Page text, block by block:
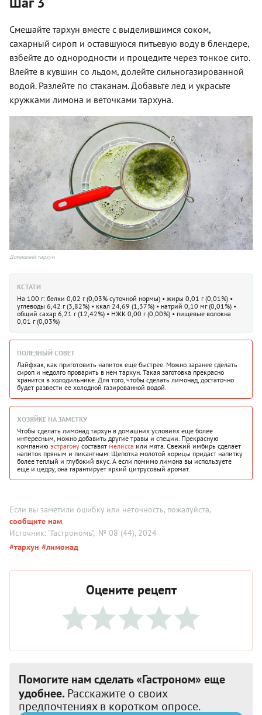
Смешайте тархун вместе с выделившимся соком,
сахарный сироп и оставшуюся питьевую воду в блендере,
взбейте до однородности и процедите через тонкое сито.
Влейте в кувшин со льдом, долейте сильногазированной
водой. Разлейте по стаканам. Добавьте лед и украсьте
кружками лимона и веточками тархуна.
Домашний тархун
КСТАТИ
На 100 г: белки 0,02 г (0,03% суточной нормы) • жиры 0,01 г (0,01%) •
углеводы 6,42 г (3,82%) • ккал 24,69 (1,37%) • натрий 0,10 мг (0,01%) •
общий сахар 6,21 г (12,42%) • НЖК 0,00 г (0,00%) • пищевые волокна
0,01 г (0,03%)
ПОЛЕЗНЫЙ СОВЕТ
Лайфхак, как приготовить напиток еще быстрее. Можно заранее сделать
сироп и недолго проварить в нем тархун. Такая заготовка прекрасно
хранится в холодильнике. Для того, чтобы сделать лимонад, достаточно
будет развести ее холодной газированной водой.
ХОЗЯЙКЕ НА ЗАМЕТКУ
Чтобы сделать лимонад тархун в домашних условиях еще более
интересным, можно добавить другие травы и специи. Прекрасную
компанию эстрагону составят мелисса или мята. Свежий имбирь сделает
напиток пряным и пикантным. Щепотка молотой корицы придаст напитку
более теплый и глубокий вкус. А если помимо лимона вы используете
еще и цедру, она гарантирует яркий цитрусовый аромат.
Если вы заметили ошибку или неточность, пожалуйста,
сообщите нам.
Источник: "Гастрономъ", № 08 (44), 2024
#тархун #лимонад
Оцените рецепт
Помогите нам сделать «Гастроном» еще
удобнее. Расскажите о своих
предпочтениях в коротком опросе.